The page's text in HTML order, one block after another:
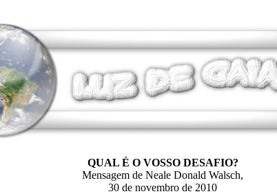
QUAL É O VOSSO DESAFIO?
Mensagem de Neale Donald Walsch,
30 de novembro de 2010